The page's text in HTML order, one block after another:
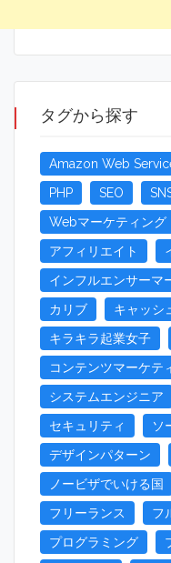
タグから探す
Amazon Web
PHP
SEO
Webマーケティング
アフィリエイト
インフルエンサーマ
カリブ
キャッシ
キラキラ起業女子
コンテンツマーケテ
システムエンジニア
セキュリティ
ソ
デザインパターン
ノービザでいける国
フリーランス
フ
プログラミング